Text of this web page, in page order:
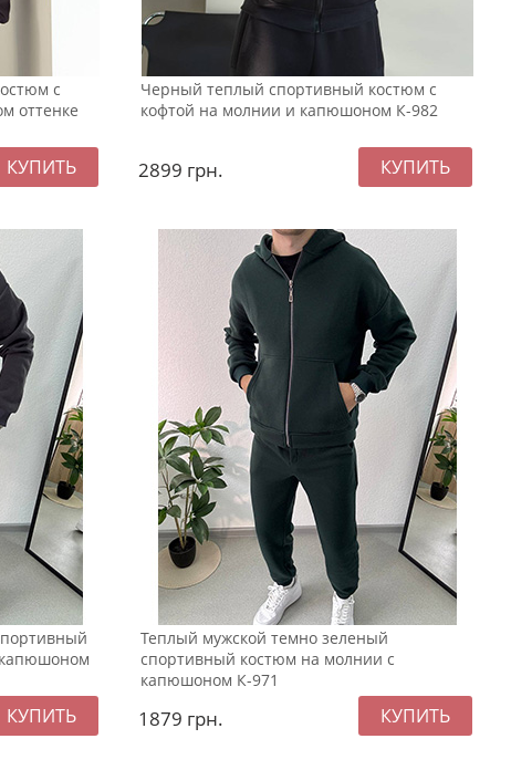
с
оттенке
Черный теплый спортивный костюм с
кофтой на молнии и капюшоном К-982
2899 грн.
Теплый мужской темно зеленый
спортивный костюм на молнии с
капюшоном К-971
1879 грн.